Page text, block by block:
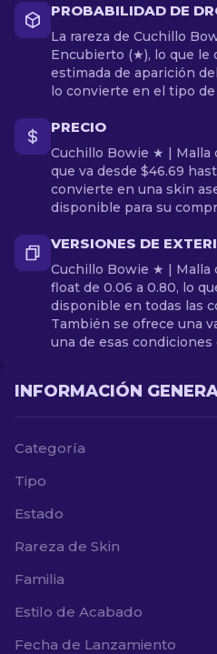
PROBABILIDAD DE
La rareza de Cuchillo
Encubierto (★), lo que le
estimada de aparición
lo convierte en el tipo de
PRECIO
Cuchillo Bowie ★ | Malla
que va desde $46.69
convierte en una skin
disponible para su
VERSIONES DE
Cuchillo Bowie ★ | Malla
float de 0.06 a 0.80, lo
disponible en todas las
También se ofrece una
una de esas condiciones
INFORMACIÓN
Categoría
Tipo
Estado
Rareza de Skin
Familia
Estilo de Acabado
Fecha de Lanzamiento